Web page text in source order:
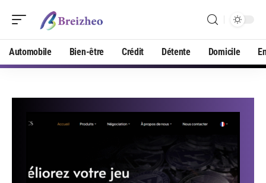
Automobile Bien-être Crédit Détente Domicile